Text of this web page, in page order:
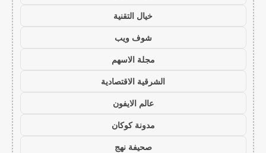
خيال التقنية
شوف ويب
مجلة الاسهم
الشرقية الاقتصادية
عالم الايفون
مدونة كوكان
صحيفة نهج